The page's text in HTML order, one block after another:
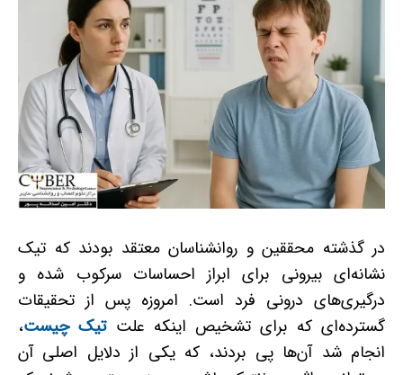
در گذشته محققین و روانشناسان معتقد بودند که تیک
نشانه‌ای بیرونی برای ابراز احساسات سرکوب شده و
درگیری‌های درونی فرد است. امروزه پس از تحقیقات
گسترده‌ای که برای تشخیص اینکه علتتیک چیست،
انجام شد آن‌ها پی بردند، که یکی از دلایل اصلی آن